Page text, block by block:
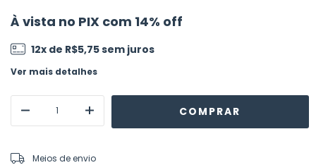
À vista no PIX com 14% off
12x de R$5,75sem juros
Ver mais detalhes
Entregas para o CEP:
Meios de envio